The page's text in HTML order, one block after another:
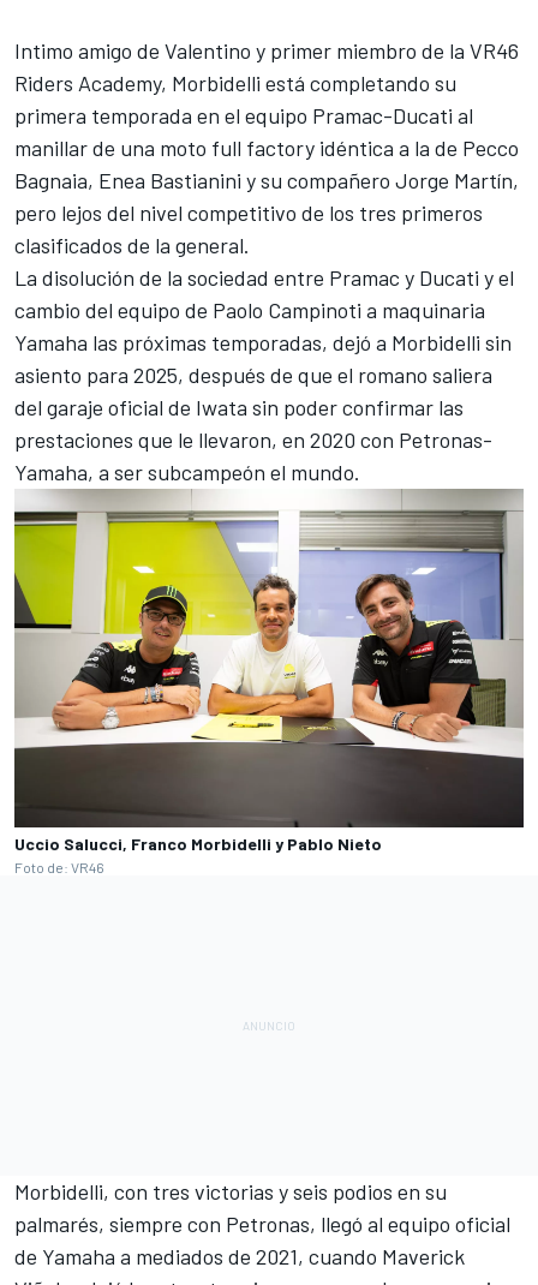
Intimo amigo de Valentino y primer miembro de la VR46
Riders Academy, Morbidelli está completando su
primera temporada en el equipo Pramac-Ducati al
manillar de una moto full factory idéntica a la de Pecco
Bagnaia, Enea Bastianini y su compañero Jorge Martín,
pero lejos del nivel competitivo de los tres primeros
clasificados de la general.
La disolución de la sociedad entre Pramac y Ducati y el
cambio del equipo de Paolo Campinoti a maquinaria
Yamaha las próximas temporadas, dejó a Morbidelli sin
asiento para 2025, después de que el romano saliera
del garaje oficial de Iwata sin poder confirmar las
prestaciones que le llevaron, en 2020 con Petronas-
Yamaha, a ser subcampeón el mundo.
Uccio Salucci, Franco Morbidelli y Pablo Nieto
Foto de: VR46
Morbidelli, con tres victorias y seis podios en su
palmarés, siempre con Petronas, llegó al equipo oficial
de Yamaha a mediados de 2021, cuando Maverick